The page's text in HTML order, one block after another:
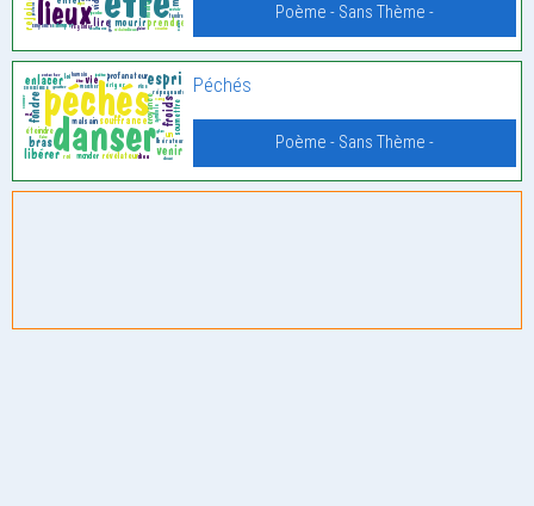
Poème - Sans Thème -
Péchés
Poème - Sans Thème -